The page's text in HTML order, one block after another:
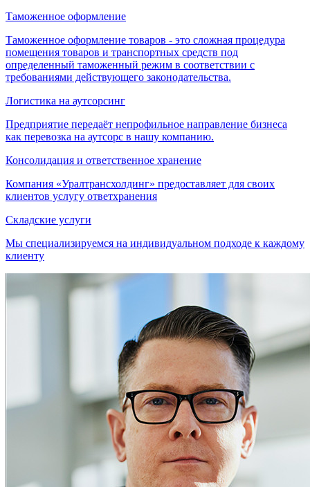
Таможенное оформление
Таможенное оформление товаров - это сложная процедура
помещения товаров и транспортных средств под
определенный таможенный режим в соответствии с
требованиями действующего законодательства.
Логистика на аутсорсинг
Предприятие передаёт непрофильное направление бизнеса
как перевозка на аутсорс в нашу компанию.
Консолидация и ответственное хранение
Компания «Уралтрансхолдинг» предоставляет для своих
клиентов услугу ответхранения
Складские услуги
Мы специализируемся на индивидуальном подходе к каждому
клиенту